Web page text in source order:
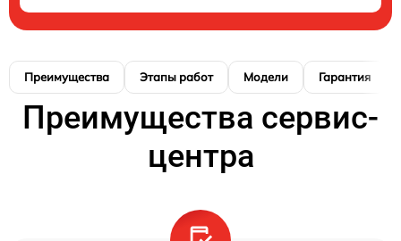
Преимущества Этапы работ Модели Гарантия
Преимущества сервис-
центра